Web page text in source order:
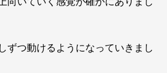
ずつ動けるようになっていきまし